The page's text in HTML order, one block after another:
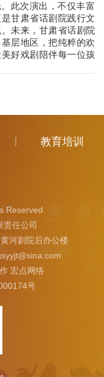
此次演出，不仅丰富
甘肃省话剧院践行文
未来，甘肃省话剧院
层地区，把纯粹的欢
好戏剧陪伴每一位孩
教育培训
Reserved
责任公司
河剧院后办公楼
宏点网络
号